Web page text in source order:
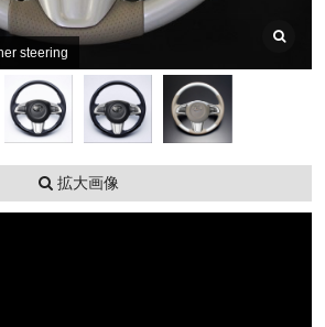
steering
拡大画像